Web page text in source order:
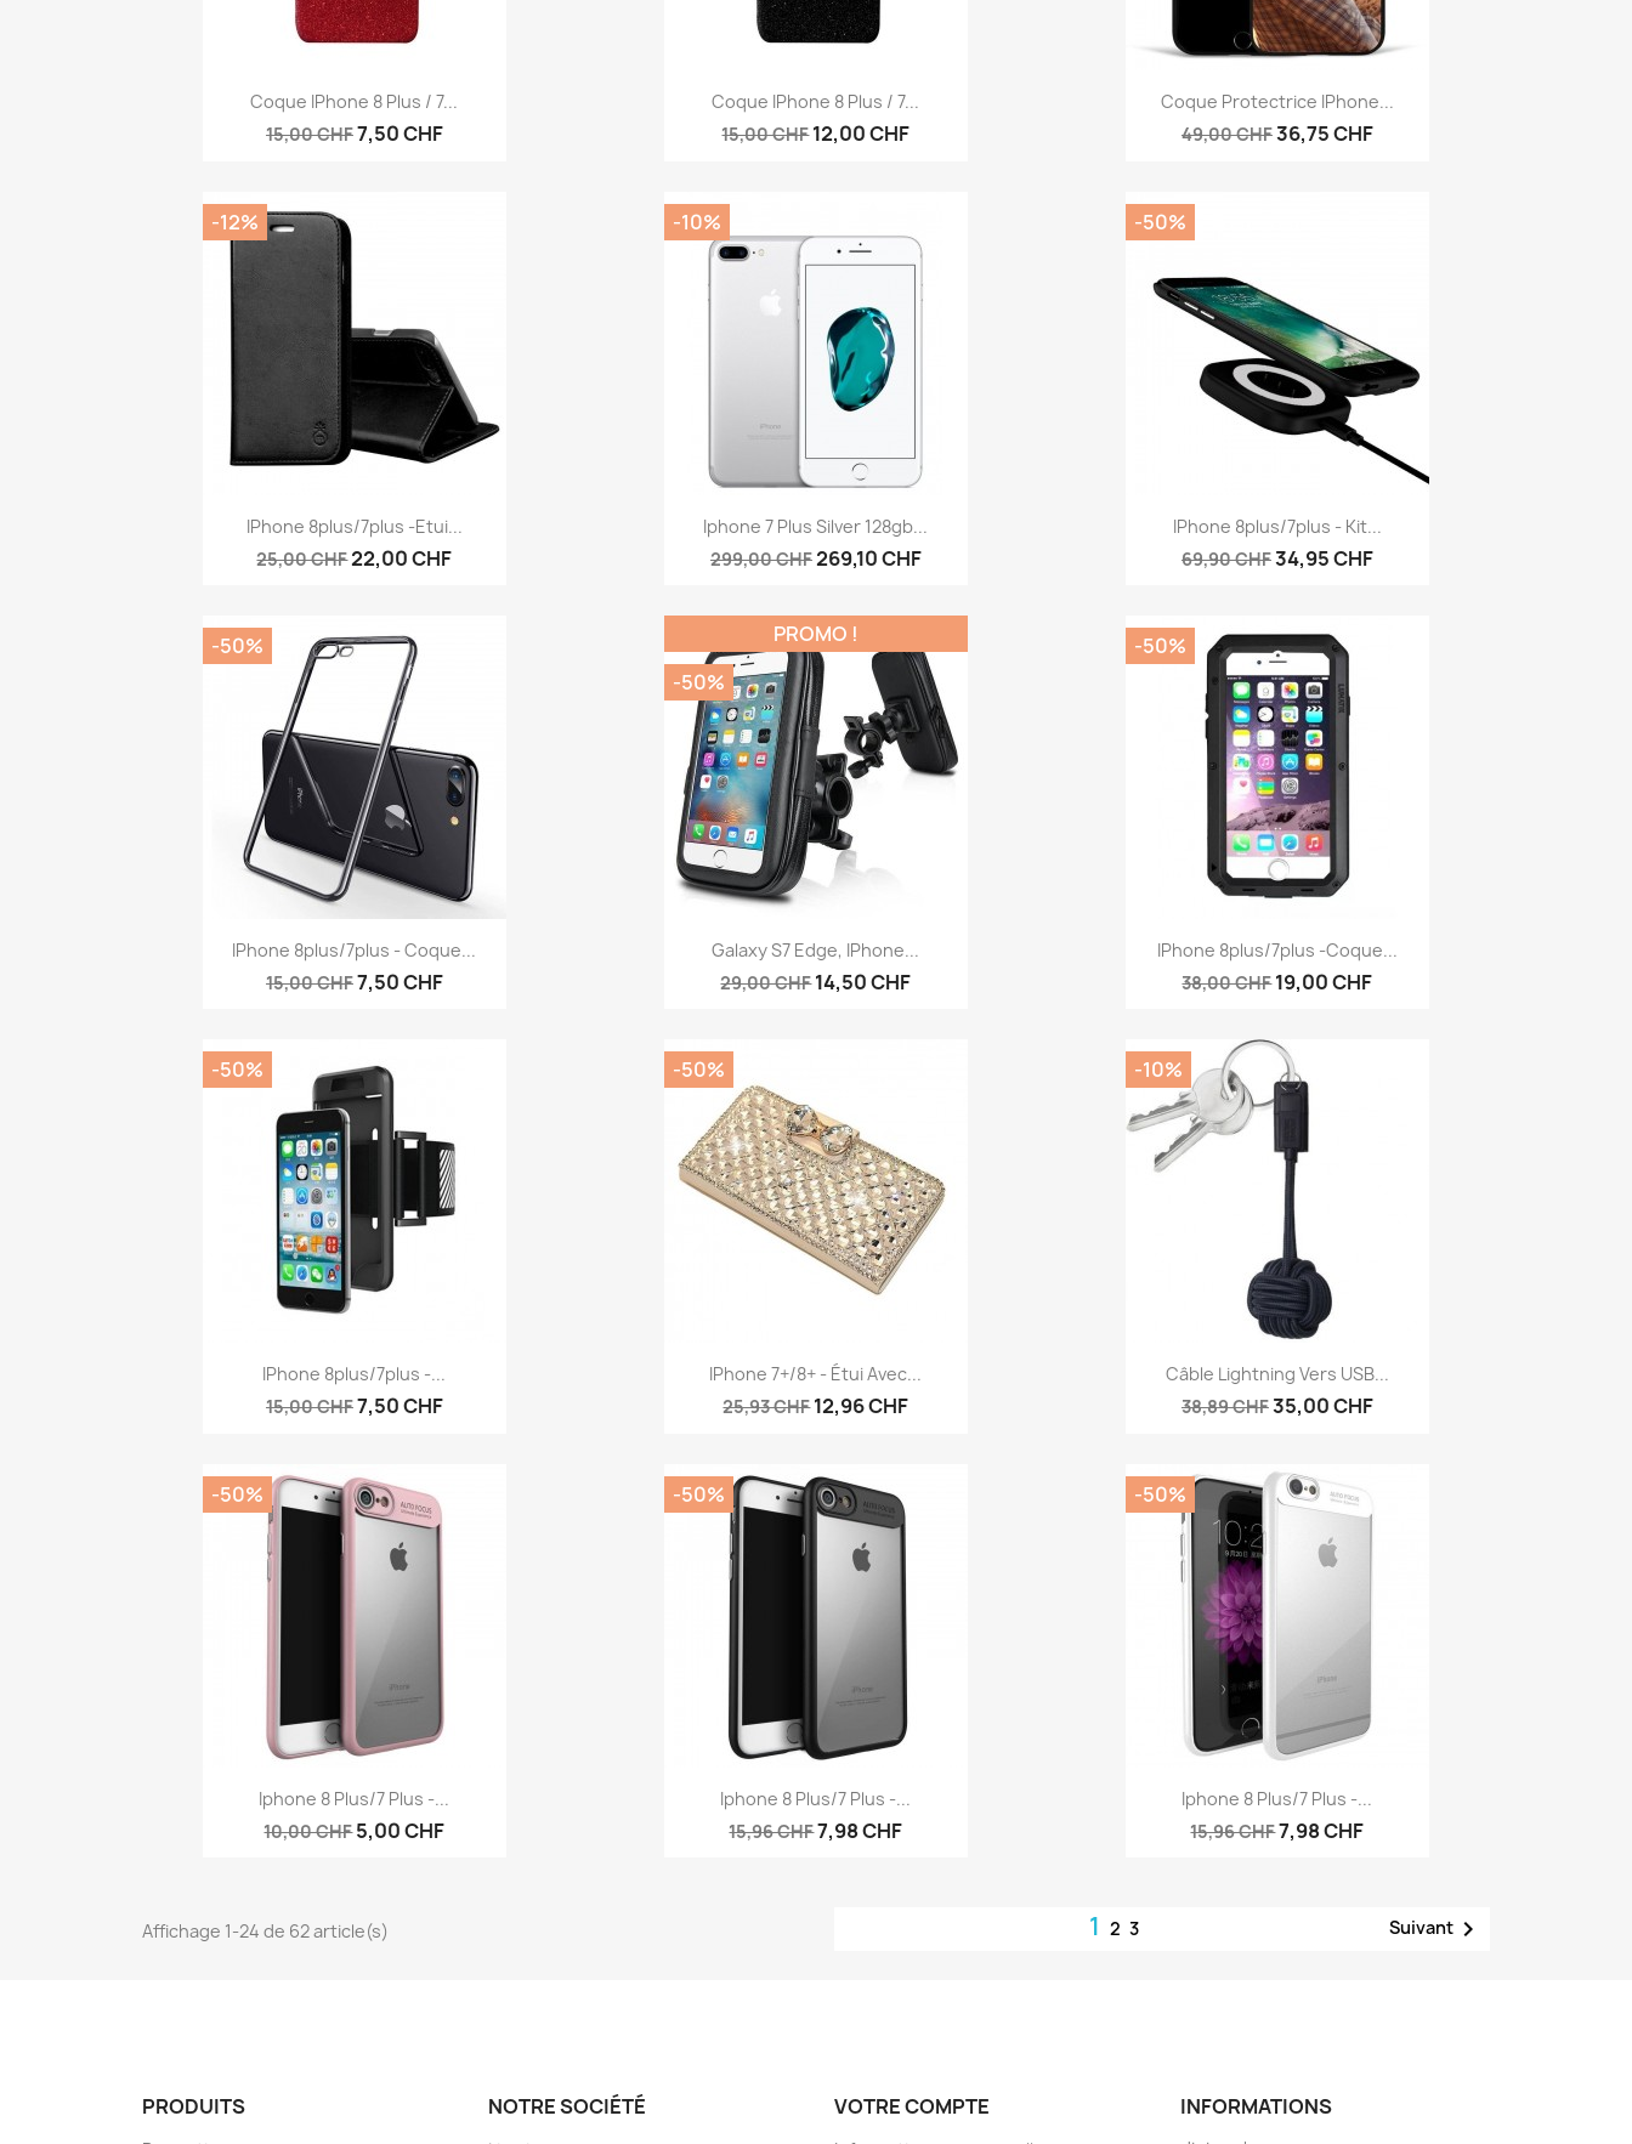
Aperçu rapide
Coque IPhone 8 Plus / 7...
15,00 CHF7,50 CHF
Aperçu rapide
Coque IPhone 8 Plus / 7...
15,00 CHF12,00 CHF
Aperçu rapide
Coque Protectrice IPhone...
49,00 CHF36,75 CHF
Aperçu rapide
IPhone 8plus/7plus -Etui...
25,00 CHF22,00 CHF
-12%
Aperçu rapide
Iphone 7 Plus Silver 128gb...
299,00 CHF269,10 CHF
-10%
Aperçu rapide
IPhone 8plus/7plus - Kit...
69,90 CHF34,95 CHF
-50%
Aperçu rapide
IPhone 8plus/7plus - Coque...
15,00 CHF7,50 CHF
-50%
Aperçu rapide
Galaxy S7 Edge, IPhone...
29,00 CHF14,50 CHF
PROMO !
-50%
Aperçu rapide
IPhone 8plus/7plus -Coque...
38,00 CHF19,00 CHF
-50%
Aperçu rapide
IPhone 8plus/7plus -...
15,00 CHF7,50 CHF
-50%
Aperçu rapide
IPhone 7+/8+ - Étui Avec...
25,93 CHF12,96 CHF
-50%
 Aperçu rapide
Câble Lightning Vers USB...
38,89 CHF35,00 CHF
-10%
Aperçu rapide
Iphone 8 Plus/7 Plus -...
10,00 CHF5,00 CHF
-50%
Aperçu rapide
Iphone 8 Plus/7 Plus -...
15,96 CHF7,98 CHF
-50%
Aperçu rapide
Iphone 8 Plus/7 Plus -...
15,96 CHF7,98 CHF
-50%
Affichage 1-24 de 62 article(s) 1 2 3 Suivant
PRODUITS NOTRE SOCIÉTÉ VOTRE COMPTE INFORMATIONS